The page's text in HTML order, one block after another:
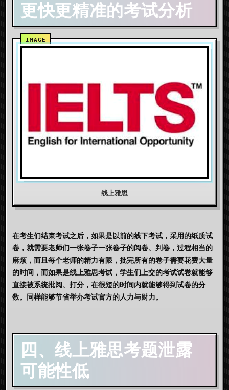
更快更精准的考试分析
线上雅思
在考生们结束考试之后，如果是以前的线下考试，采用的纸质试
卷，就需要老师们一张卷子一张卷子的阅卷、判卷，过程相当的
麻烦，而且每个老师的精力有限，批完所有的卷子需要花费大量
的时间，而如果是线上雅思考试 ，学生们上交的考试试卷就能够
直接被系统批阅、打分，在很短的时间内就能够得到试卷的分
数。同样能够节省举办考试官方的人力与财力。
四、线上雅思考题泄露
可能性低